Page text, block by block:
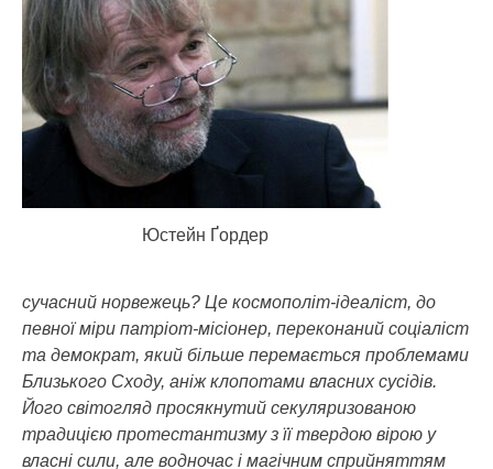
Юстейн Ґордер
сучасний норвежець? Це космополіт-ідеаліст, до
певної міри патріот-місіонер, переконаний соціаліст
та демократ, який більше перемається проблемами
Близького Сходу, аніж клопотами власних сусідів.
Його світогляд просякнутий секуляризованою
традицією протестантизму з її твердою вірою у
власні сили, але водночас і магічним сприйняттям